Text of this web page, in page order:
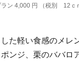
ラン 4,000 円 （税別 12ｃ
た軽い食感のメレ
ンジ、栗のババ